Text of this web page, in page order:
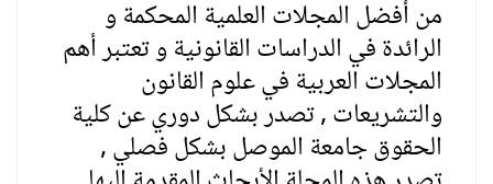
من أفضل المجلات العلمية المحكمة و
الرائدة في الدراسات القانونية و تعتبر أهم
المجلات العربية في علوم القانون
والتشريعات , تصدر بشكل دوري عن كلية
الحقوق جامعة الموصل بشكل فصلي ,